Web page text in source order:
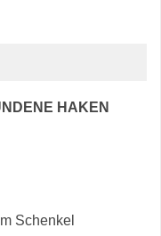
HAKEN
Schenkel